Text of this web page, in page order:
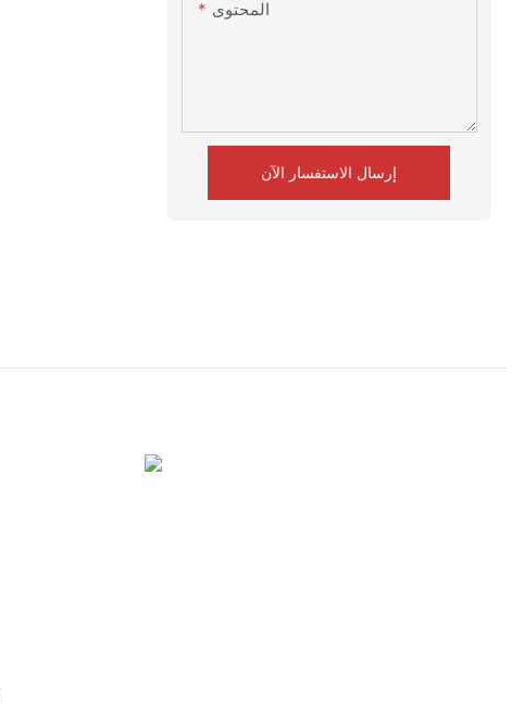
المحتوى
إرسال الاستفسار الآن